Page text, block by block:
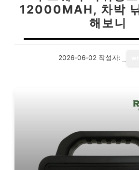
12000MAH, 차박
해보니
2026-06-02 작성자: